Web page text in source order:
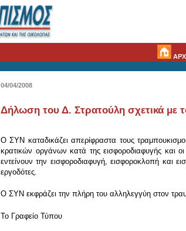
04/04/2008
Δήλωση του Δ. Στρατούλη σχετικά με
Ο ΣΥΝ καταδικάζει απερίφραστα τους
κρατικών οργάνων κατά της εισφοροδιαφυγής και
εντείνουν την εισφοροδιαφυγή, εισφοροκλοπή
εργοδότες.
Ο ΣΥΝ εκφράζει την πλήρη του αλληλεγγύη στον
To Γραφείο Τύπου